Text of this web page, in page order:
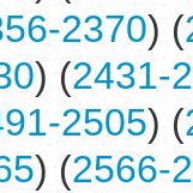
2370) (
) (2431-
2505) (
) (2566-